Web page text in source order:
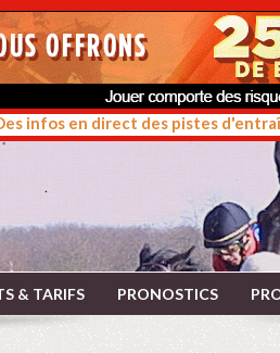
infos en direct des pistes
& TARIFS PRONOSTICS